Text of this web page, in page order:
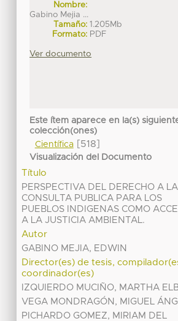
Nombre:
Gabino Mejia ...
Tamaño: 1.205Mb
Formato: PDF
Ver documento
Este ítem aparece en la(s)
colección(ones)
Científica[518]
Visualización del Documento
Título
PERSPECTIVA DEL DERECHO A LA
CONSULTA PUBLICA PARA LOS
PUEBLOS INDIGENAS COMO
A LA JUSTICIA AMBIENTAL.
Autor
GABINO MEJIA, EDWIN
Director(es) de tesis,
coordinador(es)
IZQUIERDO MUCIÑO, MARTHA
VEGA MONDRAGÓN, MIGUEL
PICHARDO GOMEZ, MIRIAM DEL